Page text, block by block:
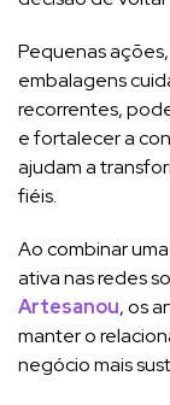
Pequenas
embalagens
recorrentes,
e fortalecer a
ajudam a
fiéis.
Ao combinar
ativa nas redes
Artesanou, os
manter o
negócio mais